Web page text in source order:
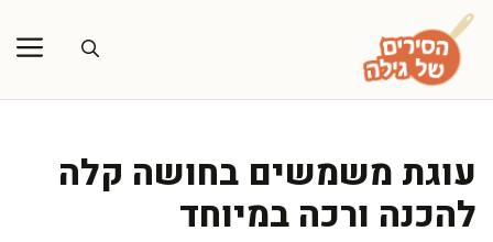
לדלג
לתוכן
עוגת משמשים בחושה קלה
להכנה ורכה במיוחד